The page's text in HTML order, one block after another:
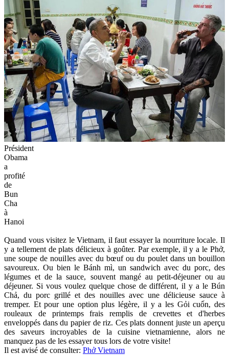
Président
Obama
a
profité
de
Bun
Cha
à
Hanoi
Quand vous visitez le Vietnam, il faut essayer la nourriture locale. Il
y a tellement de plats délicieux à goûter. Par exemple, il y a le Phở,
une soupe de nouilles avec du bœuf ou du poulet dans un bouillon
savoureux. Ou bien le Bánh mì, un sandwich avec du porc, des
légumes et de la sauce, souvent mangé au petit-déjeuner ou au
déjeuner. Si vous voulez quelque chose de différent, il y a le Bún
Chả, du porc grillé et des nouilles avec une délicieuse sauce à
tremper. Et pour une option plus légère, il y a les Gỏi cuốn, des
rouleaux de printemps frais remplis de crevettes et d'herbes
enveloppés dans du papier de riz. Ces plats donnent juste un aperçu
des saveurs incroyables de la cuisine vietnamienne, alors ne
manquez pas de les essayer tous lors de votre visite!
Il est avisé de consulter: Phở Vietnam